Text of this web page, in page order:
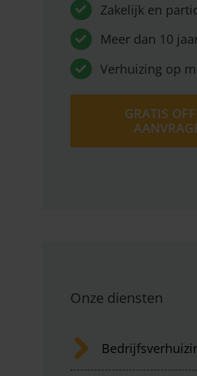
Zakelijk en
Meer dan 10
Verhuizing op
GRATIS
Onze diensten